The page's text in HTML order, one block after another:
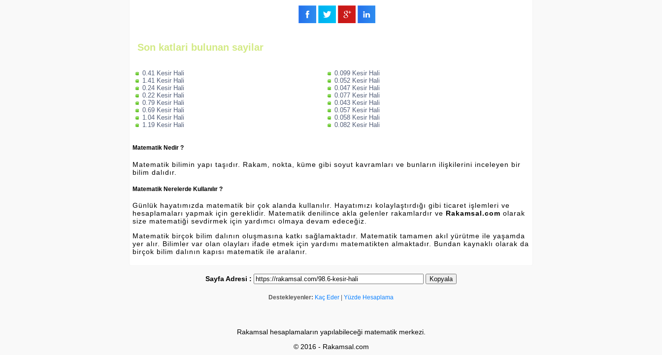
Son katlari bulunan sayilar
0.41 Kesir Hali
1.41 Kesir Hali
0.24 Kesir Hali
0.22 Kesir Hali
0.79 Kesir Hali
0.69 Kesir Hali
1.04 Kesir Hali
1.19 Kesir Hali
0.099 Kesir Hali
0.052 Kesir Hali
0.047 Kesir Hali
0.077 Kesir Hali
0.043 Kesir Hali
0.057 Kesir Hali
0.058 Kesir Hali
0.082 Kesir Hali
Matematik Nedir ?
Matematik bilimin yapı taşıdır. Rakam, nokta, küme gibi soyut kavramları ve bunların ilişkilerini inceleyen bir
bilim dalıdır.
Matematik Nerelerde Kullanılır ?
Günlük hayatımızda matematik bir çok alanda kullanılır. Hayatımızı kolaylaştırdığı gibi ticaret işlemleri ve
hesaplamaları yapmak için gereklidir. Matematik denilince akla gelenler rakamlardır ve Rakamsal.com olarak
size matematiği sevdirmek için yardımcı olmaya devam edeceğiz.
Matematik birçok bilim dalının oluşmasına katkı sağlamaktadır. Matematik tamamen akıl yürütme ile yaşamda
yer alır. Bilimler var olan olayları ifade etmek için yardımı matematikten almaktadır. Bundan kaynaklı olarak da
birçok bilim dalının kapısı matematik ile aralanır.
Sayfa Adresi : Kopyala
Destekleyenler: Kaç Eder Yüzde Hesaplama
Rakamsal hesaplamaların yapılabileceği matematik merkezi.
© 2016 - Rakamsal.com